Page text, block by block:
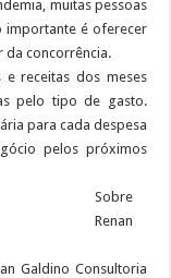
muitas pessoas
importante é oferecer
da concorrência.
e receitas dos meses
pelo tipo de gasto.
para cada despesa
pelos próximos
Sobre
Renan
Galdino Consultoria